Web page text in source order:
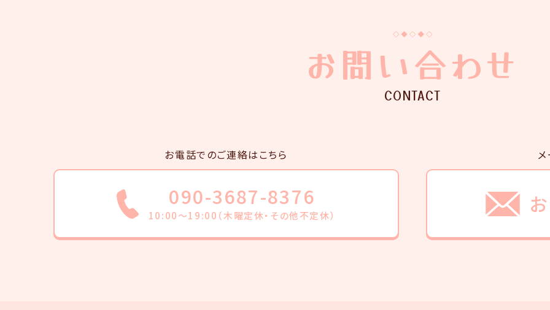
お問い合わせ
CONTACT
お電話でのご連絡はこちら
090-3687-8376
10:00～19:00（木曜定休・その他不定休）